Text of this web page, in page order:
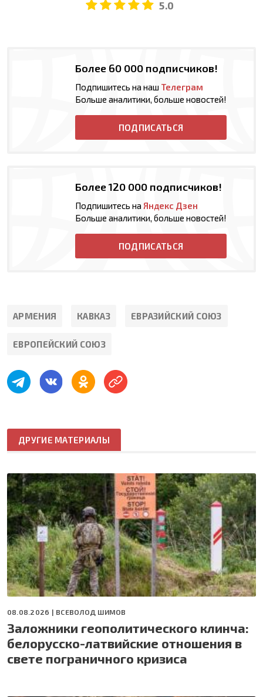
5.0
Более 60 000 подписчиков!
Подпишитесь на наш Телеграм
Больше аналитики, больше новостей!
ПОДПИСАТЬСЯ
Более 120 000 подписчиков!
Подпишитесь на Яндекс Дзен
Больше аналитики, больше новостей!
ПОДПИСАТЬСЯ
АРМЕНИЯ КАВКАЗ ЕВРАЗИЙСКИЙ СОЮЗ
ЕВРОПЕЙСКИЙ СОЮЗ
ДРУГИЕ МАТЕРИАЛЫ
08.08.2026 | ВСЕВОЛОД ШИМОВ
Заложники геополитического клинча:
белорусско-латвийские отношения в
свете пограничного кризиса